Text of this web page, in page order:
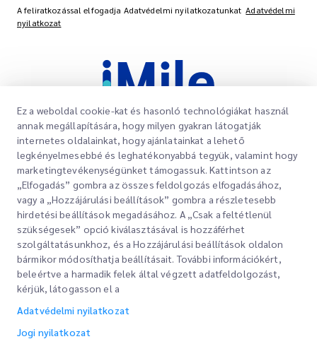
A feliratkozással elfogadja Adatvédelmi nyilatkozatunkat Adatvédelmi
nyilatkozat
Gyorslinkek
Irodahelyek
Ajánlatkérés
Ügyfélbejelentkezés
Regisztráció
A rendelés nyomon követése
Vállalati
Rólunk
Karrier
Blog
ESG
Csatornaszolgáltató partner
Szolgáltatásaink
Expressz vámkezelés
Ez a weboldal cookie-kat és hasonló technológiákat használ
annak megállapítására, hogy milyen gyakran látogatják
internetes oldalainkat, hogy ajánlatainkat a lehető
legkényelmesebbé és leghatékonyabbá tegyük, valamint hogy
marketingtevékenységünket támogassuk. Kattintson az
„Elfogadás” gombra az összes feldolgozás elfogadásához,
vagy a „Hozzájárulási beállítások” gombra a részletesebb
hirdetési beállítások megadásához. A „Csak a feltétlenül
szükségesek” opció kiválasztásával is hozzáférhet
szolgáltatásunkhoz, és a Hozzájárulási beállítások oldalon
bármikor módosíthatja beállításait. További információkért,
beleértve a harmadik felek által végzett adatfeldolgozást,
kérjük, látogasson el a
Adatvédelmi nyilatkozat
Jogi nyilatkozat